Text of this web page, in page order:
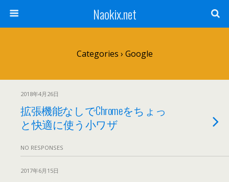
Naokix.net
Categories › Google
2018年4月26日
拡張機能なしでChromeをちょっ
と快適に使う小ワザ
NO RESPONSES
2017年6月15日